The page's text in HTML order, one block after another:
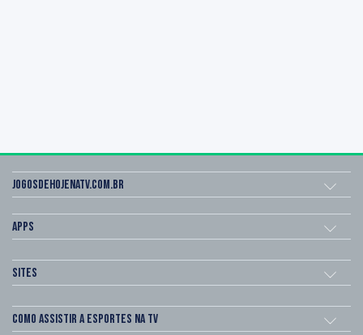
Jogosdehojenatv.com.br
Apps
Sites
Como assistir a esportes na TV